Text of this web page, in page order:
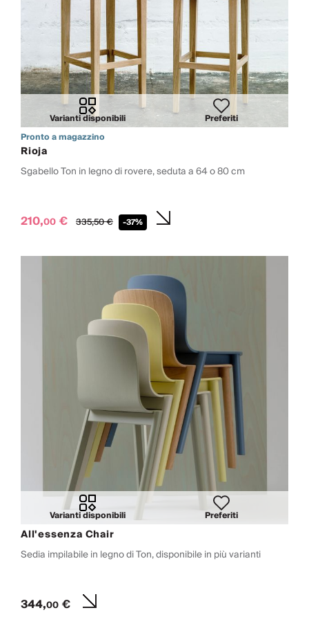
Varianti disponibili
Preferiti
Pronto a magazzino
Rioja
Sgabello Ton in legno di rovere, seduta a 64 o 80 cm
210,00 € 335,50€ -37%
Varianti disponibili Preferiti
All'essenza Chair
Sedia impilabile in legno di Ton, disponibile in più varianti
344,00€